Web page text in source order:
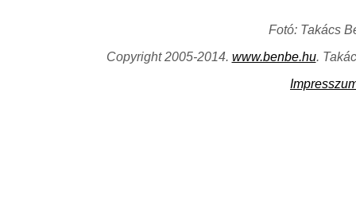
Fotó: Takács
Copyright 2005-2014. www.benbe.hu.